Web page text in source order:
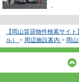
-
【岡山賃貸物件検索サイ
ル）
> 周辺施設案内 > 岡